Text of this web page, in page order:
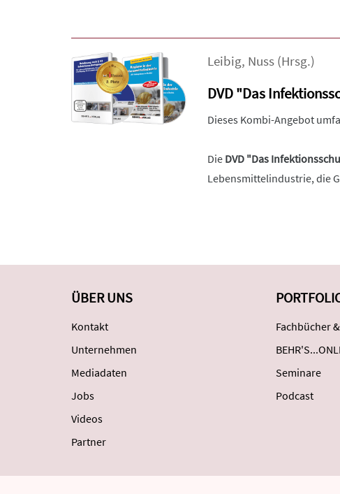
Leibig, Nuss (Hrsg.)
DVD "Das
Dieses Kombi-Angebot
Die DVD "Das
Lebensmittelindustrie, die
ÜBER UNS
Kontakt
Unternehmen
Mediadaten
Jobs
Videos
Partner
Fachbücher
Seminare
Podcast